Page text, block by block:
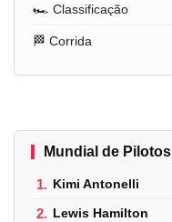
🏎️ Classificação
🏁 Corrida
Mundial de Pilotos
1. Kimi Antonelli
2. Lewis Hamilton